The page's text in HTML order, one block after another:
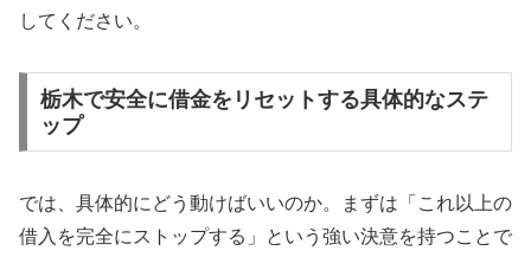
してください。
栃木で安全に借金をリセットする具体的なステ
ップ
では、具体的にどう動けばいいのか。まずは「これ以上の
借入を完全にストップする」という強い決意を持つことで